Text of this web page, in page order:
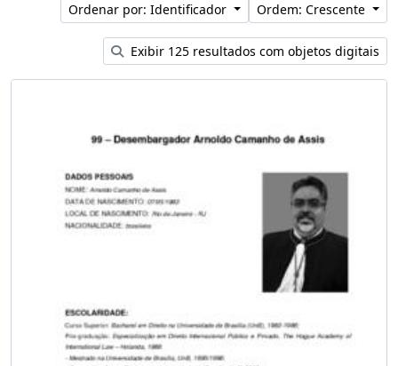
Ordenar por: Identificador
Ordem: Crescente
Exibir 125 resultados com objetos digitais